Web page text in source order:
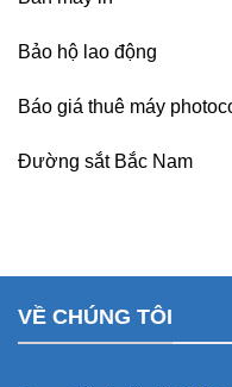
Bảo hộ lao động
Báo giá thuê máy
Đường sắt Bắc Nam
VỀ CHÚNG TÔI